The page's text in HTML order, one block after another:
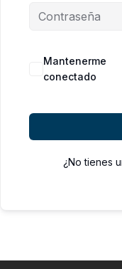
Alternative:
Mantenerme
conectado
¿No tienes